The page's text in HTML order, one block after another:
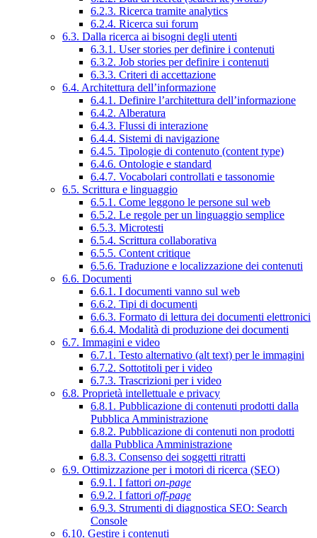
6.2.3. Ricerca tramite analytics
6.2.4. Ricerca sui forum
6.3. Dalla ricerca ai bisogni degli utenti
6.3.1. User stories per definire i contenuti
6.3.2. Job stories per definire i contenuti
6.3.3. Criteri di accettazione
6.4. Architettura dell’informazione
6.4.1. Definire l’architettura dell’informazione
6.4.2. Alberatura
6.4.3. Flussi di interazione
6.4.4. Sistemi di navigazione
6.4.5. Tipologie di contenuto (content type)
6.4.6. Ontologie e standard
6.4.7. Vocabolari controllati e tassonomie
6.5. Scrittura e linguaggio
6.5.1. Come leggono le persone sul web
6.5.2. Le regole per un linguaggio semplice
6.5.3. Microtesti
6.5.4. Scrittura collaborativa
6.5.5. Content critique
6.5.6. Traduzione e localizzazione dei contenuti
6.6. Documenti
6.6.1. I documenti vanno sul web
6.6.2. Tipi di documenti
6.6.3. Formato di lettura dei documenti elettronici
6.6.4. Modalità di produzione dei documenti
6.7. Immagini e video
6.7.1. Testo alternativo (alt text) per le immagini
6.7.2. Sottotitoli per i video
6.7.3. Trascrizioni per i video
6.8. Proprietà intellettuale e privacy
6.8.1. Pubblicazione di contenuti prodotti dalla
Pubblica Amministrazione
6.8.2. Pubblicazione di contenuti non prodotti
dalla Pubblica Amministrazione
6.8.3. Consenso dei soggetti ritratti
6.9. Ottimizzazione per i motori di ricerca (SEO)
6.9.1. I fattori on-page
6.9.2. I fattori off-page
6.9.3. Strumenti di diagnostica SEO: Search
Console
6.10. Gestire i contenuti